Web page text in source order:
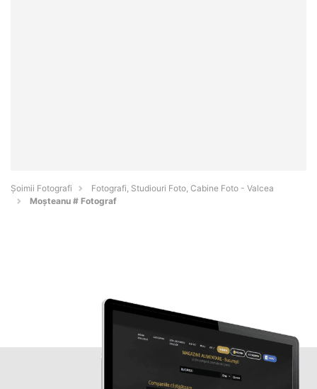
Șoimii Fotografi
Fotografi, Studiouri Foto, Cabine Foto - Valcea
Moșteanu # Fotograf